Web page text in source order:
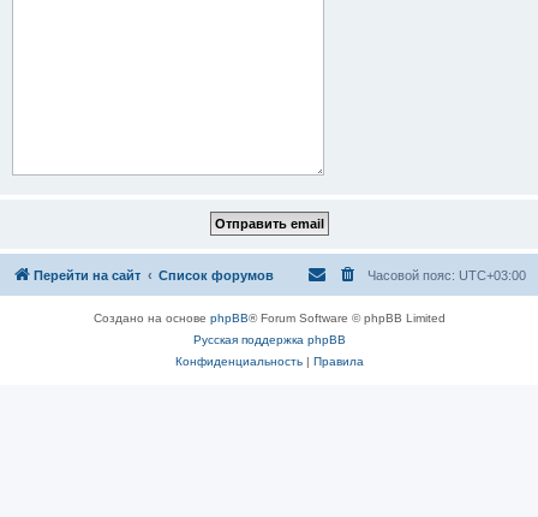
Перейти на сайт Список форумов Часовой пояс: UTC+03:00
Создано на основе phpBB® Forum Software © phpBB Limited
Русская поддержка phpBB
Конфиденциальность| Правила